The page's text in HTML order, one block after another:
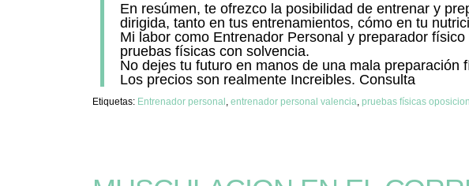
En resúmen, te ofrezco la posibilidad de entrenar y
dirigida, tanto en tus entrenamientos, cómo en tu
Mi labor como Entrenador Personal y preparador
pruebas físicas con solvencia.
No dejes tu futuro en manos de una mala preparación
Los precios son realmente Increibles. Consulta
Etiquetas: Entrenador personal , entrenador personal valencia, pruebas físicas